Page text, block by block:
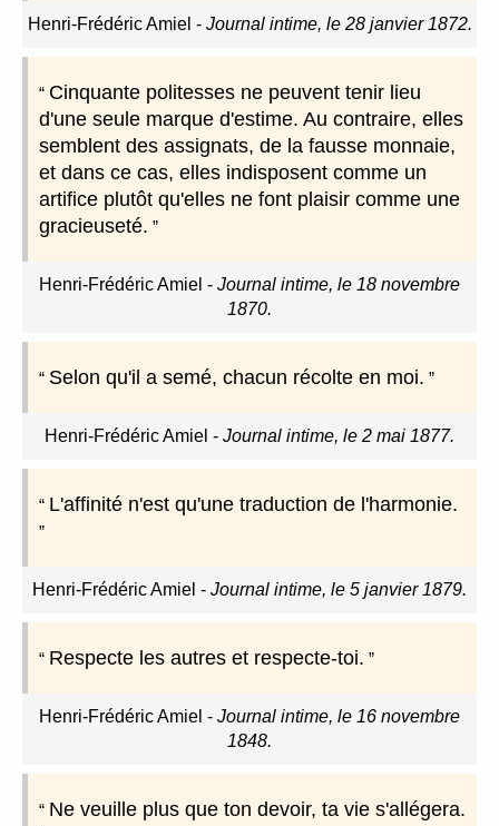
Henri-Frédéric Amiel - Journal intime, le 28 janvier 1872.
Cinquante politesses ne peuvent tenir lieu
d'une seule marque d'estime. Au contraire, elles
semblent des assignats, de la fausse monnaie,
et dans ce cas, elles indisposent comme un
artifice plutôt qu'elles ne font plaisir comme une
gracieuseté.
Henri-Frédéric Amiel - Journal intime, le 18 novembre
1870.
Selon qu'il a semé, chacun récolte en moi.
Henri-Frédéric Amiel - Journal intime, le 2 mai 1877.
L'affinité n'est qu'une traduction de l'harmonie.
Henri-Frédéric Amiel - Journal intime, le 5 janvier 1879.
Respecte les autres et respecte-toi.
Henri-Frédéric Amiel - Journal intime, le 16 novembre
1848.
Ne veuille plus que ton devoir, ta vie s'allégera.